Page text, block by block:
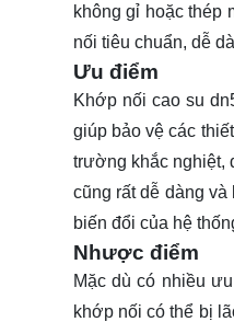
không gỉ hoặc thép
nối tiêu chuẩn, dễ
Ưu điểm
Khớp nối cao su
giúp bảo vệ các
trường khắc nghiệt,
cũng rất dễ dàng
biến đổi của hệ
Nhược điểm
Mặc dù có nhiều
khớp nối có thể bị